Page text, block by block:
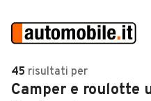
Auto
VENDI
45 risultati per
Camper e roulotte